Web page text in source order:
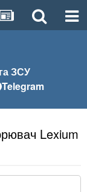
ЗСУ
Telegram
Lexium